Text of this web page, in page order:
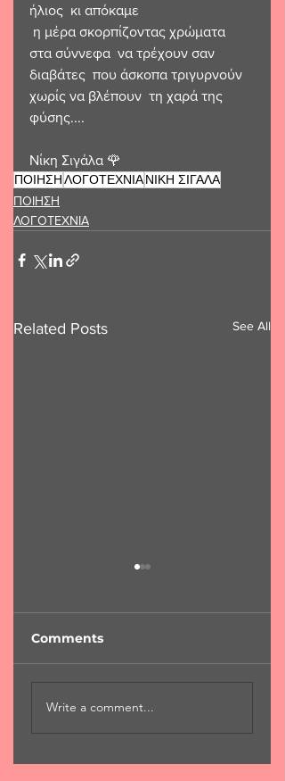
ήλιος  κι απόκαμε
στα σύννεφα  να τρέχουν σαν
διαβάτες  που άσκοπα τριγυρνούν
χωρίς να βλέπουν  τη χαρά της
φύσης....
Νίκη Σιγάλα 🌹
ΠΟΙΗΣΗΛΟΓΟΤΕΧΝΙΑΝΙΚΗ ΣΙΓΑΛΑ
ΠΟΙΗΣΗ
ΛΟΓΟΤΕΧΝΙΑ
Related Posts See All
μάνα"
Comments
Write a comment...